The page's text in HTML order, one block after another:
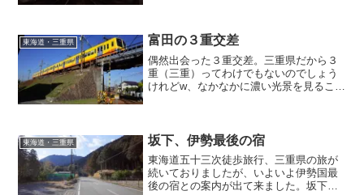
ことで今回も日没で終了。赤い名鉄に乗
って宿に向かいました。
東海道・三重県 富田の３重交差
偶然出会った３重交差。三重県だから３
重（三重）ってわけでもないのでしょう
けれどw、なかなかに濃い光景を見ること
東海道・三重県 坂下、伊勢最後の宿
東海道五十三次徒歩旅行、三重県の旅が
続いておりましたが、いよいよ伊勢国最
後の宿との案内が出て来ました。坂下